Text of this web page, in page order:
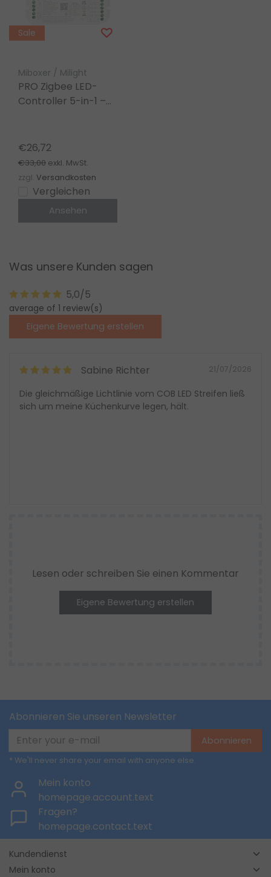
Sale
Miboxer / Milight
PRO Zigbee LED-
Controller 5-in-1 –
LED-Streifen 12-24-
48V – PZ5
€26,72
€33,00 exkl. MwSt.
zzgl. Versandkosten
Vergleichen
Ansehen
Was unsere Kunden sagen
5,0/5
average of 1 review(s)
Eigene Bewertung erstellen
Sabine Richter 21/07/2026
Die gleichmäßige Lichtlinie vom COB LED Streifen ließ
sich um meine Küchenkurve legen, hält.
Lesen oder schreiben Sie einen Kommentar
Eigene Bewertung erstellen
Abonnieren Sie unseren Newsletter
Abonnieren
* We'll never share your email with anyone else.
Mein konto
homepage.account.text
Fragen?
homepage.contact.text
Kundendienst
Mein konto